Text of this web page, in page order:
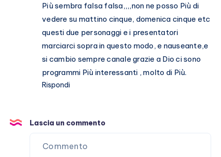
Più sembra falsa falsa,,,,non ne posso Più di
vedere su mattino cinque, domenica cinque etc
questi due personaggi e i presentatori
marciarci sopra in questo modo, e nauseante,e
si cambio sempre canale grazie a Dio ci sono
programmi Più interessanti , molto di Più.
Rispondi
Lascia un commento